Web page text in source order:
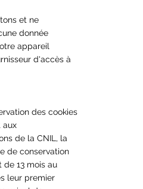
et ne
donnée
appareil
d'accès à
des cookies
aux
de la CNIL, la
de conservation
de 13 mois au
leur premier